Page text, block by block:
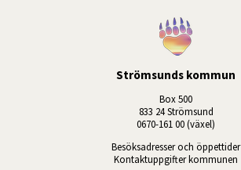
Strömsunds kommun
Box 500
833 24 Strömsund
0670-161 00 (växel)
Besöksadresser och öppettider
Kontaktuppgifter kommunen